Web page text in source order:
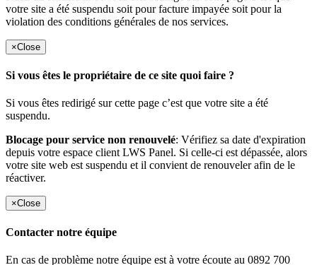
votre site a été suspendu soit pour facture impayée soit pour la
violation des conditions générales de nos services.
×Close
Si vous êtes le propriétaire de ce site quoi faire ?
Si vous êtes redirigé sur cette page c’est que votre site a été
suspendu.
Blocage pour service non renouvelé: Vérifiez sa date d'expiration
depuis votre espace client LWS Panel. Si celle-ci est dépassée, alors
votre site web est suspendu et il convient de renouveler afin de le
réactiver.
×Close
Contacter notre équipe
En cas de problème notre équipe est à votre écoute au 0892 700